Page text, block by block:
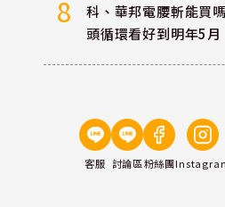
8
科、華邦電腰斬能買
頭循環看好到明年5月
客服 討論區粉絲團